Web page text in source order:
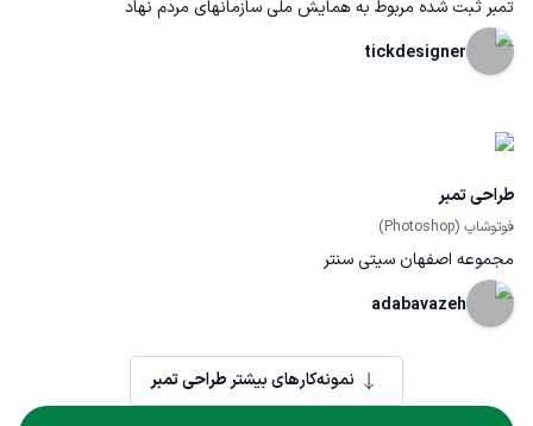
تمبر ثبت شده مربوط به همایش ملی سازمانهای مردم نهاد
tickdesigner
طراحی تمبر
فوتوشاپ (Photoshop)
مجموعه اصفهان سیتی سنتر
adabavazeh
نمونه‌کارهای بیشتر طراحی تمبر